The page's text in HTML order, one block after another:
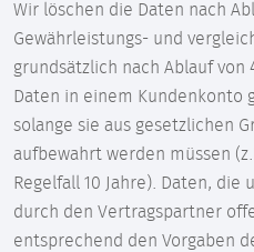
Wir löschen die Daten nach
Gewährleistungs- und
grundsätzlich nach Ablauf von
Daten in einem Kundenkonto
solange sie aus gesetzlichen
aufbewahrt werden müssen
Regelfall 10 Jahre). Daten, die
durch den Vertragspartner
entsprechend den Vorgaben